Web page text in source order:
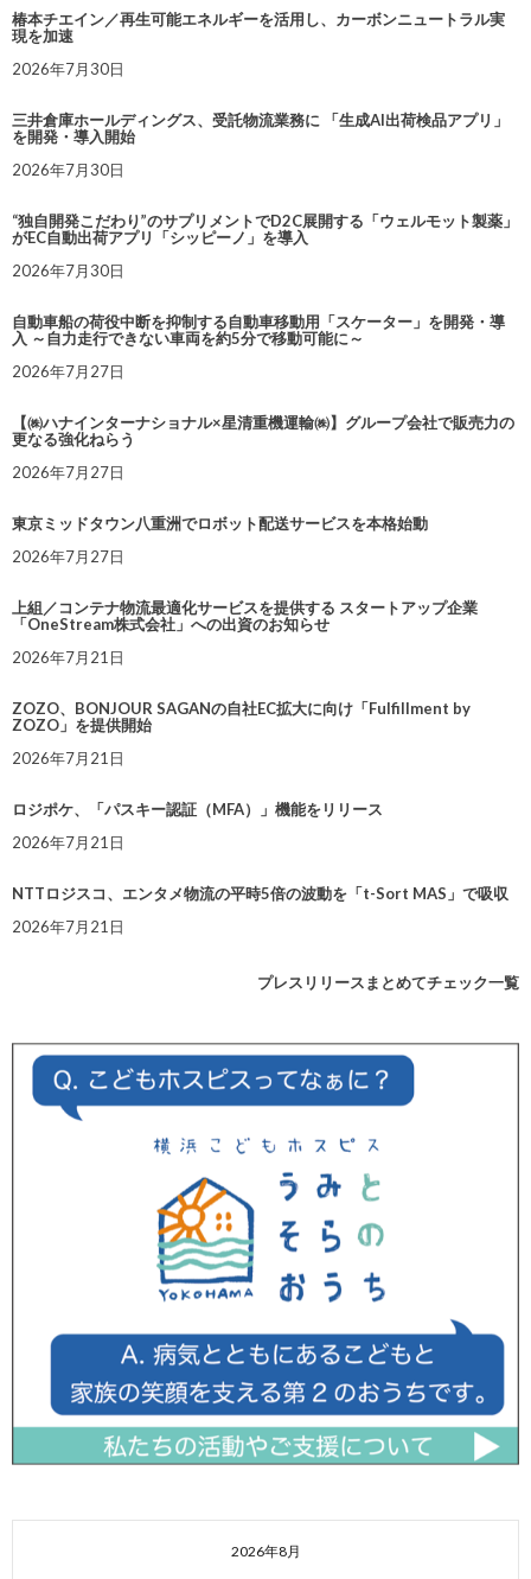
椿本チエイン／再生可能エネルギーを活用し、カーボンニュートラル実
現を加速
2026年7月30日
三井倉庫ホールディングス、受託物流業務に 「生成AI出荷検品アプリ」
を開発・導入開始
2026年7月30日
“独自開発こだわり”のサプリメントでD2C展開する「ウェルモット製薬」
がEC自動出荷アプリ「シッピーノ」を導入
2026年7月30日
自動車船の荷役中断を抑制する自動車移動用「スケーター」を開発・導
入 ～自力走行できない車両を約5分で移動可能に～
2026年7月27日
【㈱ハナインターナショナル×星清重機運輸㈱】グループ会社で販売力の
更なる強化ねらう
2026年7月27日
東京ミッドタウン八重洲でロボット配送サービスを本格始動
2026年7月27日
上組／コンテナ物流最適化サービスを提供する スタートアップ企業
「OneStream株式会社」への出資のお知らせ
2026年7月21日
ZOZO、BONJOUR SAGANの自社EC拡大に向け「Fulfillment by
ZOZO」を提供開始
2026年7月21日
ロジポケ、「パスキー認証（MFA）」機能をリリース
2026年7月21日
NTTロジスコ、エンタメ物流の平時5倍の波動を「t-Sort MAS」で吸収
2026年7月21日
プレスリリースまとめてチェック一覧
2026年8月